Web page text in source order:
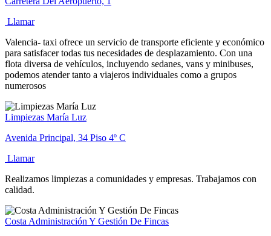
Llamar
Valencia- taxi ofrece un servicio de transporte eficiente y económico
para satisfacer todas tus necesidades de desplazamiento. Con una
flota diversa de vehículos, incluyendo sedanes, vans y minibuses,
podemos atender tanto a viajeros individuales como a grupos
numerosos
Limpiezas María Luz
Avenida Principal, 34 Piso 4º C
Llamar
Realizamos limpiezas a comunidades y empresas. Trabajamos con
calidad.
Costa Administración Y Gestión De Fincas